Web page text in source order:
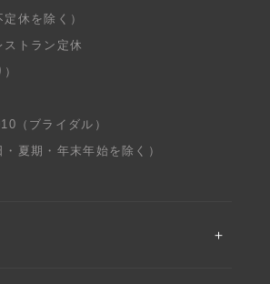
休を除く）
トラン定休
（ブライダル）
夏期・年末年始を除く）